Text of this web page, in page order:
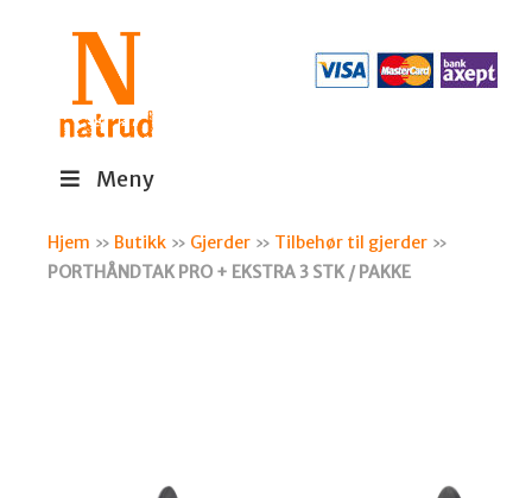
Meny
Hjem » Butikk » Gjerder » Tilbehør til gjerder »
PORTHÅNDTAK PRO + EKSTRA 3 STK / PAKKE